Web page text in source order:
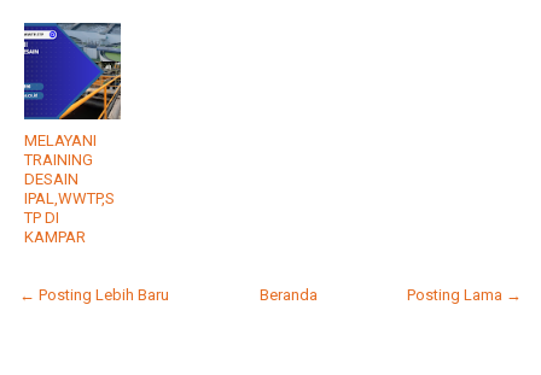
MELAYANI
TRAINING
DESAIN
IPAL,WWTP,S
TP DI
KAMPAR
← Posting Lebih Baru Posting Lama →
Beranda